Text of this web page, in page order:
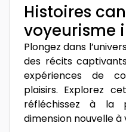
Histoires
voyeurisme
Plongez dans
des récits
expériences de
plaisirs. Explorez
réfléchissez à la
dimension nouvelle